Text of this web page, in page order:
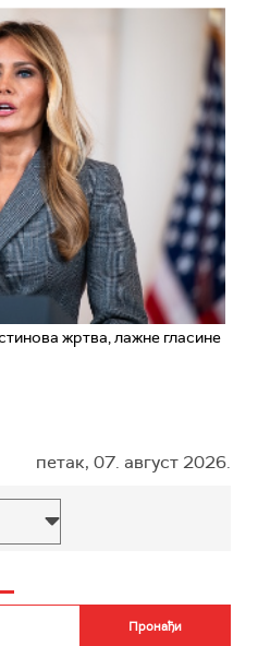
жртва, лажне гласине
петак, 07. август 2026.